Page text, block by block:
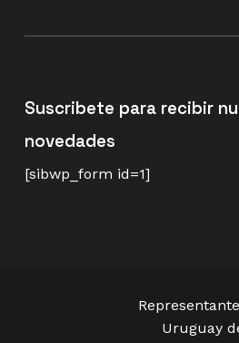
Suscribete para recibir
novedades
[sibwp_form id=1]
Uruguay